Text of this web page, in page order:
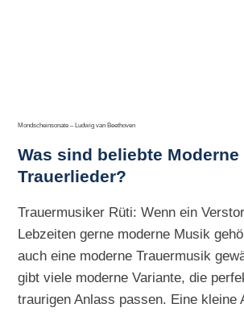
Mondscheinsonate – Ludwig van Beethoven
Was sind beliebte Moderne
Trauerlieder?
Trauermusiker Rüti: Wenn ein
Lebzeiten gerne moderne Musik
auch eine moderne Trauermusik
gibt viele moderne Variante, die
traurigen Anlass passen. Eine kleine